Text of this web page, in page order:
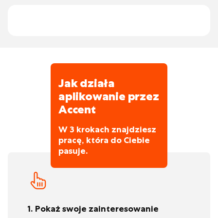
Jak działa
aplikowanie przez
Accent
W 3 krokach znajdziesz
pracę, która do Ciebie
pasuje.
1. Pokaż swoje zainteresowanie